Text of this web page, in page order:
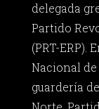
delegada
Partido
(PRT-ERP).
Nacional de
guardería